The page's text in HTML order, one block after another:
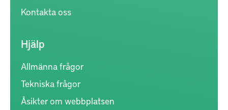
Kontakta oss
Hjälp
Allmänna frågor
Tekniska frågor
Åsikter om webbplatsen